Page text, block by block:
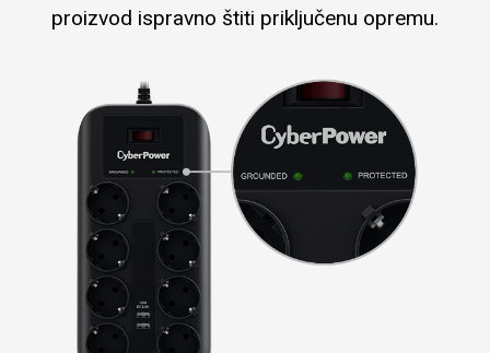
proizvod ispravno štiti priključenu opremu.